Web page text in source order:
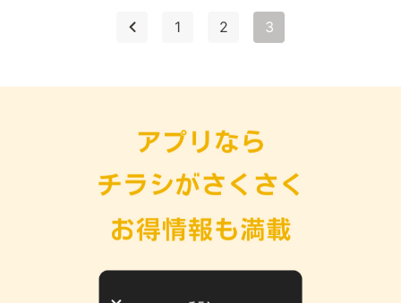
1 2 3